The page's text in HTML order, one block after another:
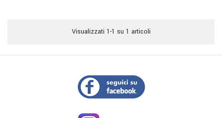
Visualizzati 1-1 su 1 articoli